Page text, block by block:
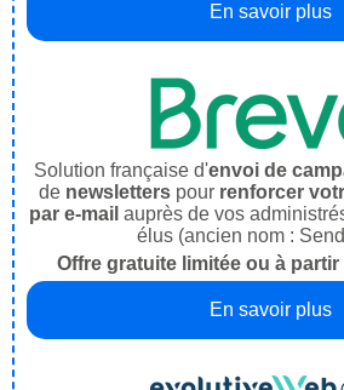
En savoir plus
Solution française d'envoi de
de newsletters pour renforcer
par e-mail auprès de vos
élus (ancien nom :
Offre gratuite limitée ou à partir
En savoir plus